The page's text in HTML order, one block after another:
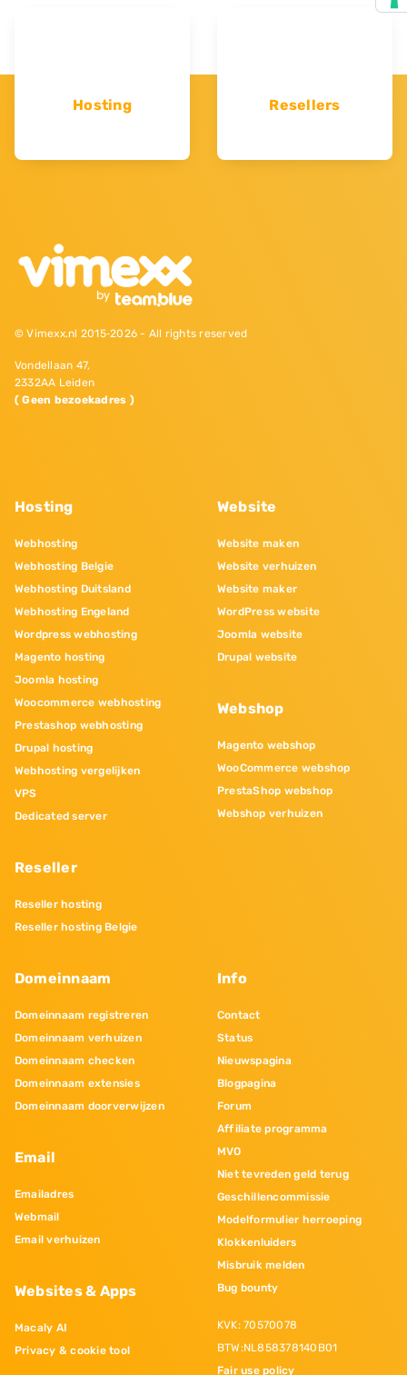
Hosting Resellers
© Vimexx.nl 2015‐2026 - All rights reserved
Vondellaan 47,
2332AA Leiden
( Geen bezoekadres )
Hosting
Webhosting
Webhosting Belgie
Webhosting Duitsland
Webhosting Engeland
Wordpress webhosting
Magento hosting
Joomla hosting
Woocommerce webhosting
Prestashop webhosting
Drupal hosting
Webhosting vergelijken
VPS
Dedicated server
Reseller
Reseller hosting
Reseller hosting Belgie
Website
Website maken
Website verhuizen
Website maker
WordPress website
Joomla website
Drupal website
Webshop
Magento webshop
WooCommerce webshop
PrestaShop webshop
Webshop verhuizen
Domeinnaam
Domeinnaam registreren
Domeinnaam verhuizen
Domeinnaam checken
Domeinnaam extensies
Domeinnaam doorverwijzen
Email
Emailadres
Webmail
Email verhuizen
Websites & Apps
Macaly AI
Privacy & cookie tool
Info
Contact
Status
Nieuwspagina
Blogpagina
Forum
Affiliate programma
MVO
Niet tevreden geld terug
Geschillencommissie
Modelformulier herroeping
Klokkenluiders
Misbruik melden
Bug bounty
KVK: 70570078
BTW:NL858378140B01
Fair use policy